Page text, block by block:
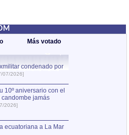
Más votado
condenado por
07/2026]
10º aniversario con el
jamás
2026]
ecuatoriana a La Mar